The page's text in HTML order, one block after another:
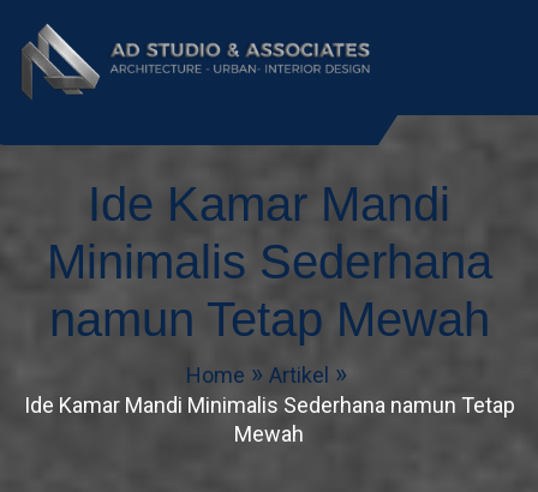
AD Studio – Jasa
Arsitek Profesional
Bersertifikasi
AD Studio – Jasa Arsitek Profesional
Ide Kamar Mandi
Minimalis Sederhana
namun Tetap Mewah
Home
Artikel
Ide Kamar Mandi Minimalis Sederhana namun Tetap
Mewah